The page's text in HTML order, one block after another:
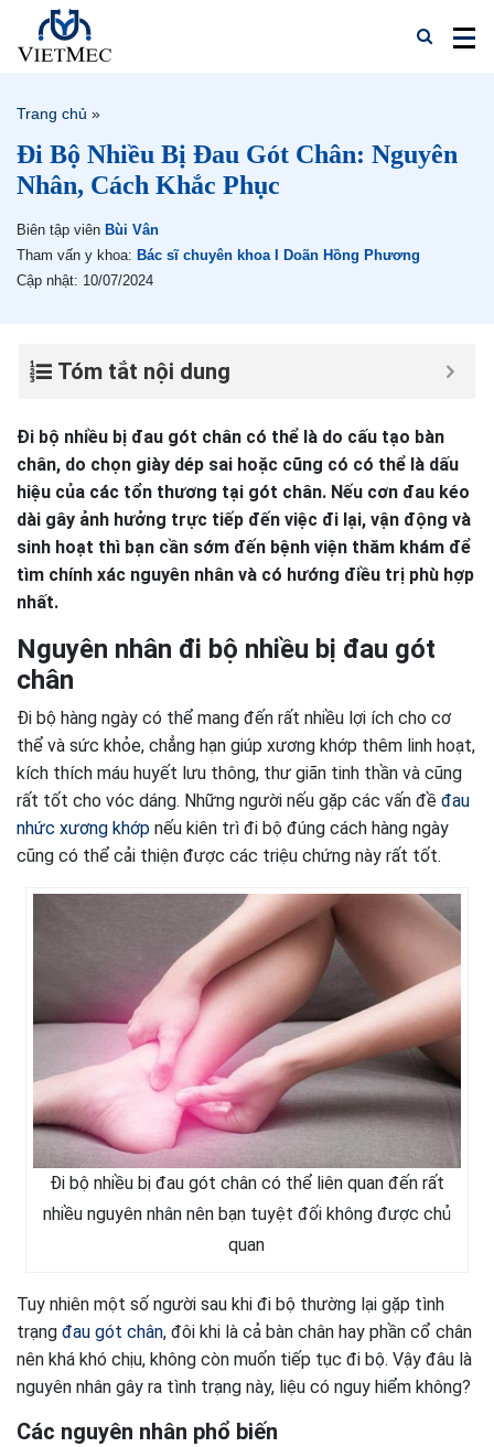
Trang chủ »
Đi Bộ Nhiều Bị Đau Gót Chân: Nguyên
Nhân, Cách Khắc Phục
Biên tập viên Bùi Vân
Tham vấn y khoa: Bác sĩ chuyên khoa I Doãn Hồng Phương
Cập nhật: 10/07/2024
Tóm tắt nội dung
Đi bộ nhiều bị đau gót chân có thể là do cấu tạo bàn
chân, do chọn giày dép sai hoặc cũng có có thể là dấu
hiệu của các tổn thương tại gót chân. Nếu cơn đau kéo
dài gây ảnh hưởng trực tiếp đến việc đi lại, vận động và
sinh hoạt thì bạn cần sớm đến bệnh viện thăm khám để
tìm chính xác nguyên nhân và có hướng điều trị phù hợp
nhất.
Nguyên nhân đi bộ nhiều bị đau gót
chân
Đi bộ hàng ngày có thể mang đến rất nhiều lợi ích cho cơ
thể và sức khỏe, chẳng hạn giúp xương khớp thêm linh hoạt,
kích thích máu huyết lưu thông, thư giãn tinh thần và cũng
rất tốt cho vóc dáng. Những người nếu gặp các vấn đề đau
nhức xương khớp nếu kiên trì đi bộ đúng cách hàng ngày
cũng có thể cải thiện được các triệu chứng này rất tốt.
Đi bộ nhiều bị đau gót chân có thể liên quan đến rất
nhiều nguyên nhân nên bạn tuyệt đối không được chủ
quan
Tuy nhiên một số người sau khi đi bộ thường lại gặp tình
trạng đau gót chân, đôi khi là cả bàn chân hay phần cổ chân
nên khá khó chịu, không còn muốn tiếp tục đi bộ. Vậy đâu là
nguyên nhân gây ra tình trạng này, liệu có nguy hiểm không?
Các nguyên nhân phổ biến